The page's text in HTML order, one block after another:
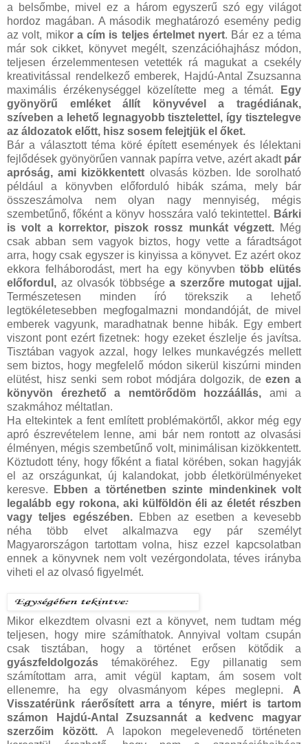
a belsőmbe, mivel ez a három egyszerű szó egy világot
hordoz magában. A második meghatározó esemény pedig
az volt, mikor a cím is teljes értelmet nyert. Bár ez a téma
már sok cikket, könyvet megélt, szenzációhajhász módon,
teljesen érzelemmentesen vetették rá magukat a csekély
kreativitással rendelkező emberek, Hajdú-Antal Zsuzsanna
maximális érzékenységgel közelítette meg a témát.
Egy
gyönyörű emléket állít könyvével a tragédiának,
szíveben a lehető legnagyobb tisztelettel, így tisztelegve
az áldozatok előtt, hisz sosem felejtjük el őket.
Bár a választott téma köré épített események és lélektani
fejlődések gyönyörűen vannak papírra vetve, azért akadtpár
apróság, ami kizökkentett olvasás közben. Ide sorolható
például a könyvben előforduló hibák száma, mely bár
összeszámolva nem olyan nagy mennyiség, mégis
szembetűnő, főként a könyv hosszára való tekintettel. Bárki
is volt a korrektor, piszok rossz munkát végzett. Még
csak abban sem vagyok biztos, hogy vette a fáradtságot
arra, hogy csak egyszer is kinyissa a könyvet. Ez azért okoz
ekkora felháborodást, mert ha egy könyvben több elütés
előfordul, az olvasók többségea szerzőre mutogat ujjal.
Természetesen minden író törekszik a lehető
legtökéletesebben megfogalmazni mondandóját, de mivel
emberek vagyunk, maradhatnak benne hibák. Egy embert
viszont pont ezért fizetnek: hogy ezeket észlelje és javítsa.
Tisztában vagyok azzal, hogy lelkes munkavégzés mellett
sem biztos, hogy megfelelő módon sikerül kiszúrni minden
elütést, hisz senki sem robot módjára dolgozik, deezen a
könyvön érezhető a nemtörődöm hozzáállás, ami a
szakmához méltatlan.
Ha eltekintek a fent említett problémakörtől, akkor még egy
apró észrevételem lenne, ami bár nem rontott az olvasási
élményen, mégis szembetűnő volt, minimálisan kizökkentett.
Köztudott tény, hogy főként a fiatal körében, sokan hagyják
el az országunkat, új kalandokat, jobb életkörülményeket
keresve.
Ebben a történetben szinte mindenkinek volt
legalább egy rokona, aki külföldön éli az életét részben
vagy teljes egészében.
Ebben az esetben a kevesebb
néha több elvet alkalmazva egy pár személyt
Magyarországon tartottam volna, hisz ezzel kapcsolatban
ennek a könyvnek nem volt vezérgondolata, téves irányba
viheti el az olvasó figyelmét.
Mikor elkezdtem olvasni ezt a könyvet, nem tudtam még
teljesen, hogy mire számíthatok. Annyival voltam csupán
csak tisztában, hogy a történet erősen kötődik a
gyászfeldolgozás témaköréhez. Egy pillanatig sem
számítottam arra, amit végül kaptam, ám sosem volt
ellenemre, ha egy olvasmányom képes meglepni. A
Visszatérünk ráerősített arra a tényre, miért is tartom
számon Hajdú-Antal Zsuzsannát a kedvenc magyar
szerzőim között. A lapokon megelevenedő történeten